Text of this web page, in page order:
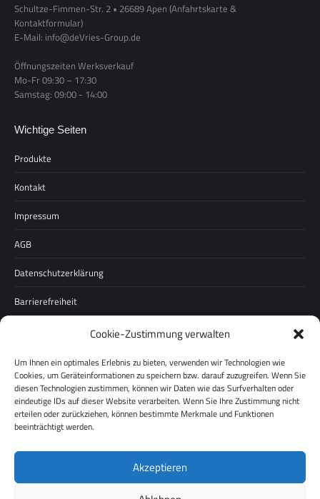
Cookie-Zustimmung verwalten
Um Ihnen ein optimales Erlebnis zu bieten, verwenden wir Technologien wie
Cookies, um Geräteinformationen zu speichern bzw. darauf zuzugreifen. Wenn Sie
diesen Technologien zustimmen, können wir Daten wie das Surfverhalten oder
eindeutige IDs auf dieser Website verarbeiten. Wenn Sie Ihre Zustimmung nicht
erteilen oder zurückziehen, können bestimmte Merkmale und Funktionen
beeinträchtigt werden.
Akzeptieren
Schultze-Fimmen-Str. 2 • 26689 Apen (Anfahrtskarte &
Kontaktformular)
E-Mail: info@deVries-Group.de
Öffnungszeiten Werksverkauf
Mo-Fr 09:30 – 17:30
Samstag: 09:00 - 14:00
Wichtige Seiten
Produkte
Kontakt
Impressum
AGB
Datenschutzerklärung
Barrierefreiheit
Über uns
Karriere
Pressespiegel
Werksverkauf